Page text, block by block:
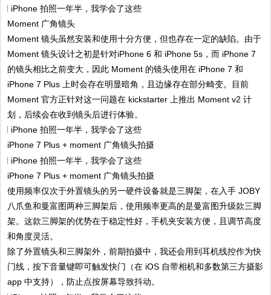
Moment 广角镜头
Moment 镜头虽然安装和使用十分方便，但也存在一定的缺陷。由于
Moment 镜头设计之初是针对iPhone 6 和 iPhone 5s，而 iPhone 7
的镜头相比之前变大，因此 Moment 的镜头使用在 iPhone 7 和
iPhone 7 Plus 上时会存在明显暗角，且边缘存在部分畸变。目前
Moment 官方正针对这一问题在 kickstarter 上推出 Moment v2 计
划，后续会在收到镜头后进行体验。
iPhone 7 Plus + moment 广角镜头拍摄
iPhone 7 Plus + moment 广角镜头拍摄
使用频率仅次于外置镜头的另一硬件设备就是三脚架，在入手 JOBY
八爪鱼和曼富图两种三脚架后，使用频率更高的是曼富图升级款三脚
架。这款三脚架的优势在于稳定性好，手机夹安装方便，且调节高度
和角度灵活。
除了外置镜头和三脚架外，前期拍摄中，我还会用到耳机线控作为快
门线，按下音量键即可触发快门（在 iOS 自带相机和多数第三方摄影
app 中支持），防止点按屏幕导致抖动。